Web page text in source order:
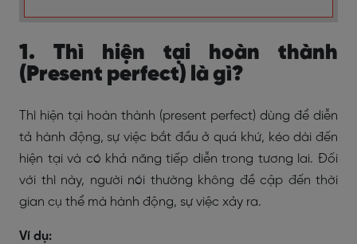
1. Thì hiện tại hoàn thành
(Present perfect) là gì?
Thì hiện tại hoàn thành (present perfect) dùng để diễn
tả hành động, sự việc bắt đầu ở quá khứ, kéo dài đến
hiện tại và có khả năng tiếp diễn trong tương lai. Đối
với thì này, người nói thường không đề cập đến thời
gian cụ thể mà hành động, sự việc xảy ra.
Ví dụ: